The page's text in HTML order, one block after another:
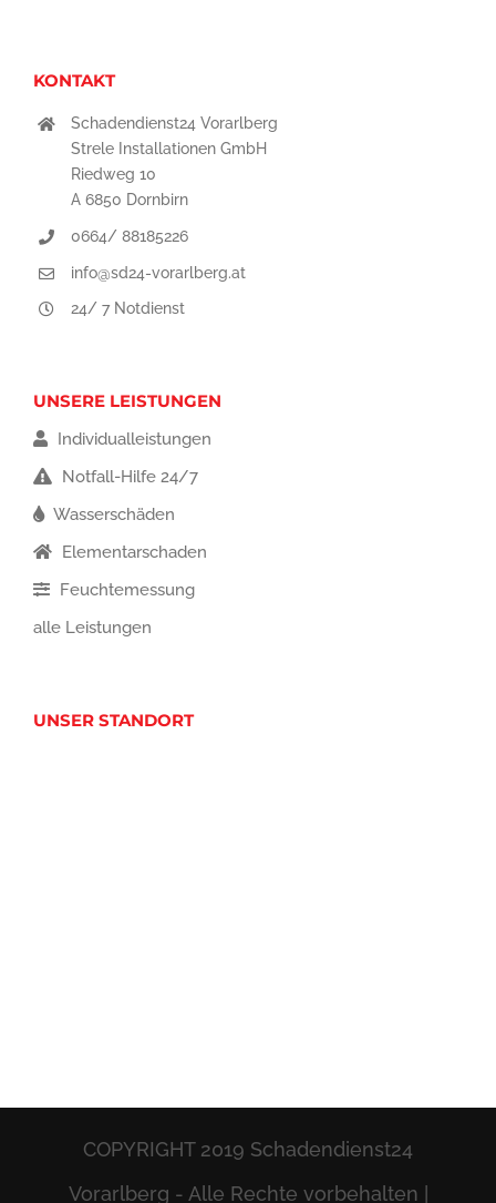
KONTAKT
Schadendienst24 Vorarlberg
Strele Installationen GmbH
Riedweg 10
A 6850 Dornbirn
0664/ 88185226
info@sd24-vorarlberg.at
24/ 7 Notdienst
UNSERE LEISTUNGEN
Individualleistungen
Notfall-Hilfe 24/7
Wasserschäden
Elementarschaden
Feuchtemessung
alle Leistungen
UNSER STANDORT
COPYRIGHT 2019 Schadendienst24
Vorarlberg - Alle Rechte vorbehalten |